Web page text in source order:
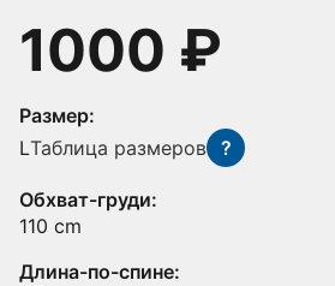
1000 ₽
Размер:
LТаблица размеров ?
Обхват-груди:
110 cm
Длина-по-спине: